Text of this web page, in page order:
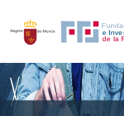
INICIO